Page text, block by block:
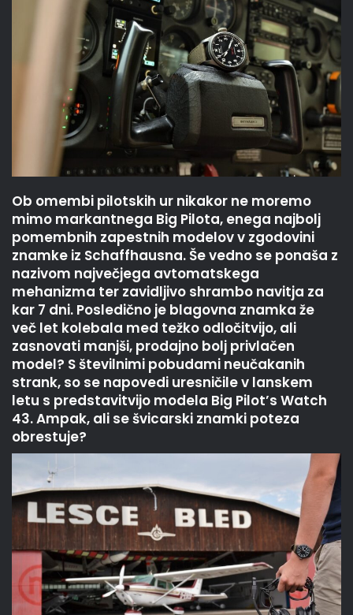
Ob omembi pilotskih ur nikakor ne moremo
mimo markantnega Big Pilota, enega najbolj
pomembnih zapestnih modelov v zgodovini
znamke iz Schaffhausna. Še vedno se ponaša z
nazivom največjega avtomatskega
mehanizma ter zavidljivo shrambo navitja za
kar 7 dni. Posledično je blagovna znamka že
več let kolebala med težko odločitvijo, ali
zasnovati manjši, prodajno bolj privlačen
model? S številnimi pobudami neučakanih
strank, so se napovedi uresničile v lanskem
letu s predstavitvijo modela Big Pilot’s Watch
43. Ampak, ali se švicarski znamki poteza
obrestuje?